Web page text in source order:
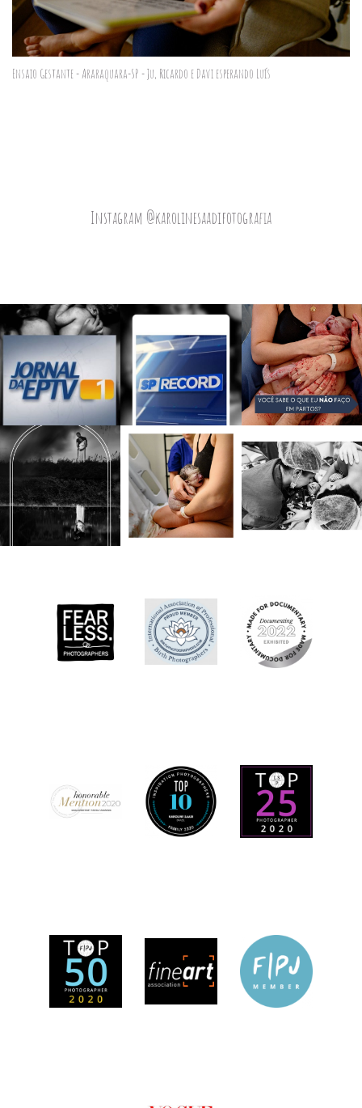
Ensaio Gestante - Araraquara-SP - Ju, Ricardo e Davi esperando Luís
Instagram @karolinesaadifotografia